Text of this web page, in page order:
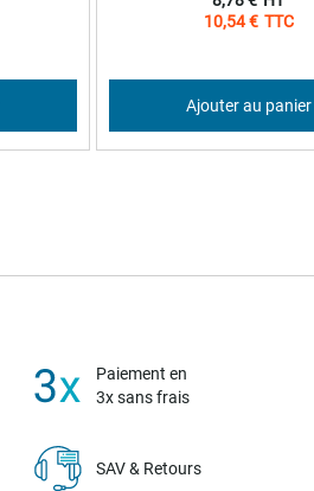
10,54 €
Ajouter au panier
Paiement en
3x sans frais
SAV & Retours